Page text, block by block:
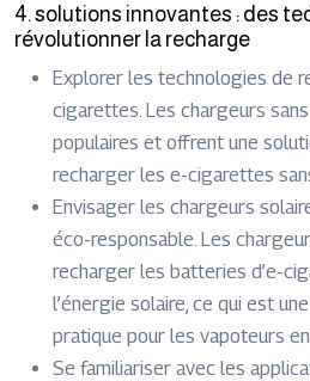
4. solutions innovantes : des
révolutionner la recharge
Explorer les technologies de
cigarettes. Les chargeurs
populaires et offrent une
recharger les e-cigarettes
Envisager les chargeurs
éco-responsable. Les
recharger les batteries d’e-
l’énergie solaire, ce qui est
pratique pour les vapoteurs
Se familiariser avec les